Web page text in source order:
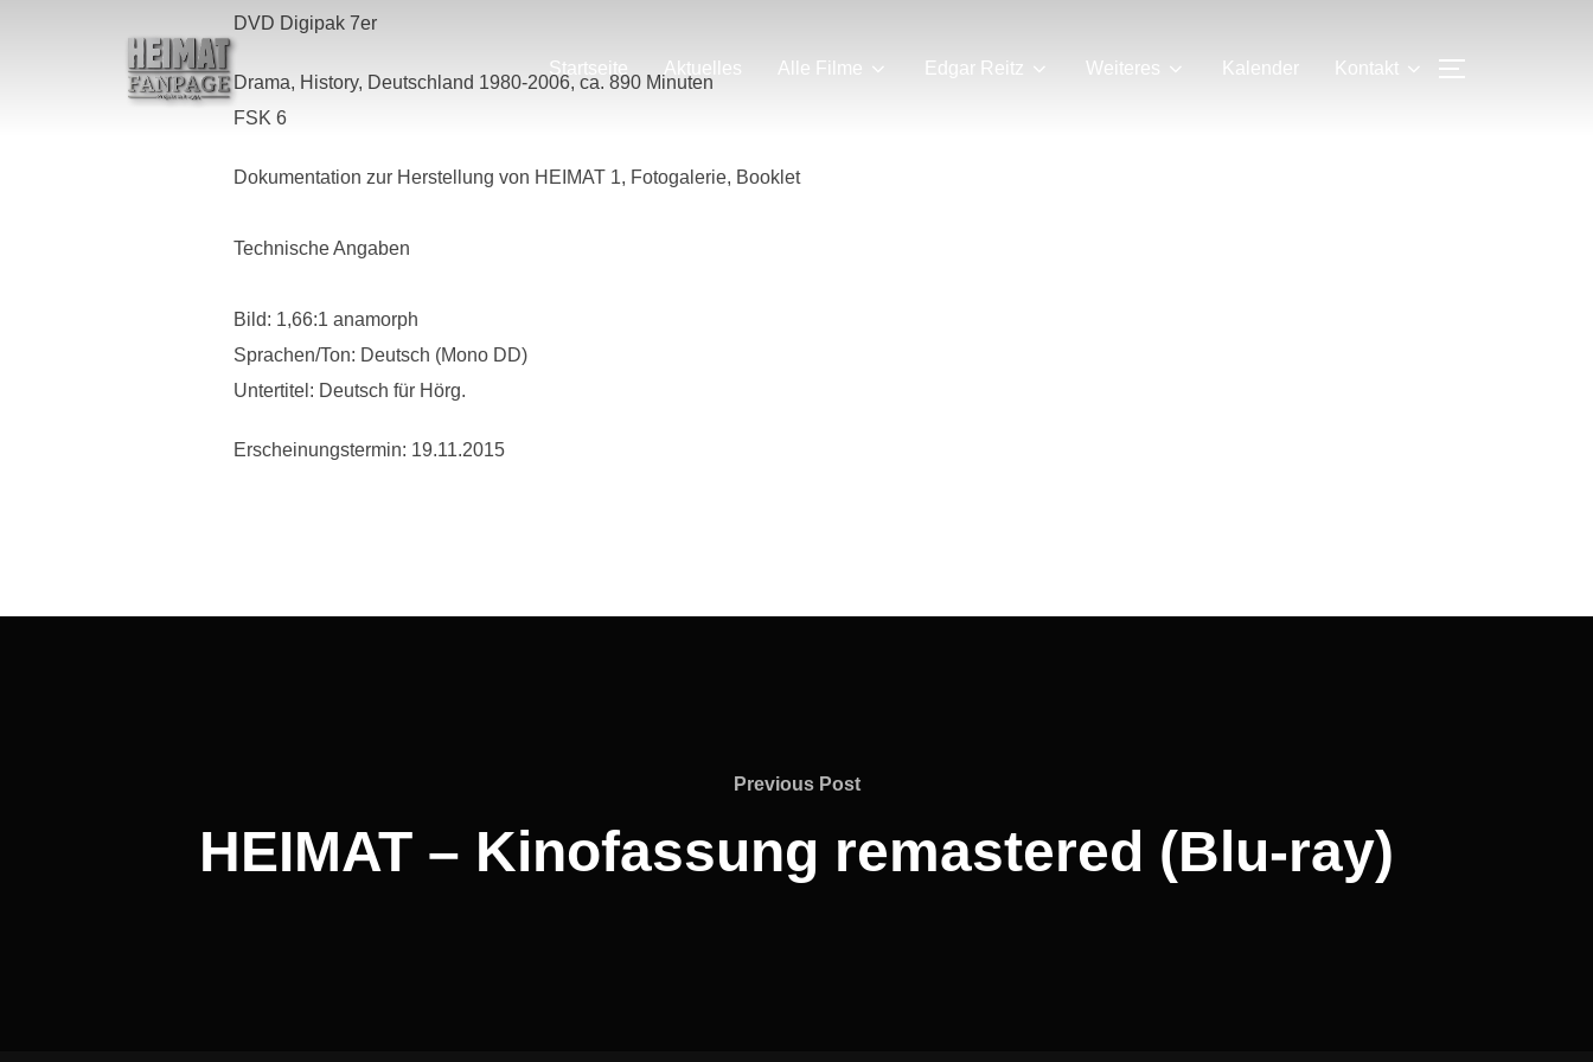
Startseite
Aktuelles Alle Filme Edgar Reitz Weiteres Kalender Kontakt
DVD Digipak 7er
Drama, History, Deutschland 1980-2006, ca. 890 Minuten
FSK 6
Dokumentation zur Herstellung von HEIMAT 1, Fotogalerie, Booklet
Technische Angaben
Bild: 1,66:1 anamorph
Sprachen/Ton: Deutsch (Mono DD)
Untertitel: Deutsch für Hörg.
Erscheinungstermin: 19.11.2015
Previous
Previous Post
HEIMAT – Kinofassung remastered (Blu-ray)